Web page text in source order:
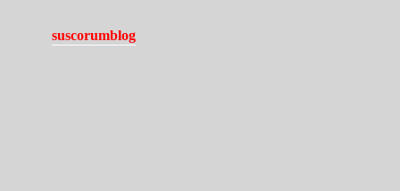
suscorumblog